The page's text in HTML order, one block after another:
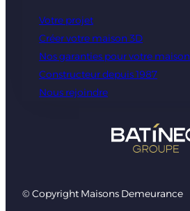
Votre projet
Créer votre maison 3D
Nos garanties pour votre maison
Constructeur depuis 1987
Nous rejoindre
© Copyright Maisons Demeurance